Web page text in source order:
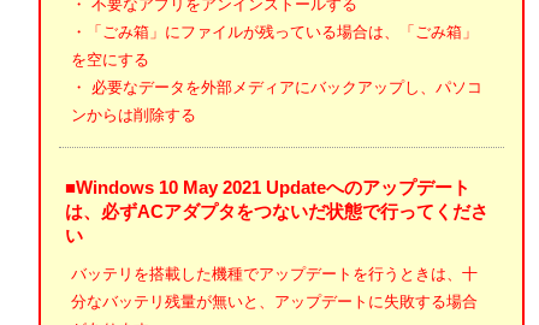
・ 不要なアプリをアンインストールする
・「ごみ箱」にファイルが残っている場合は、「ごみ箱」
を空にする
・ 必要なデータを外部メディアにバックアップし、パソコ
ンからは削除する
■Windows 10 May 2021 Updateへのアップデート
は、必ずACアダプタをつないだ状態で行ってくださ
い
バッテリを搭載した機種でアップデートを行うときは、十
分なバッテリ残量が無いと、アップデートに失敗する場合